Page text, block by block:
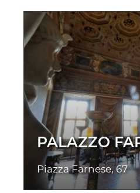
PALAZZO
Piazza Farnese, 67